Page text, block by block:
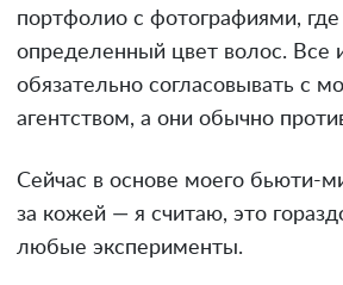
портфолио с фотографиями,
определенный цвет волос. Все
обязательно согласовывать с
агентством, а они обычно
Сейчас в основе моего бьюти-
за кожей — я считаю, это
любые эксперименты.